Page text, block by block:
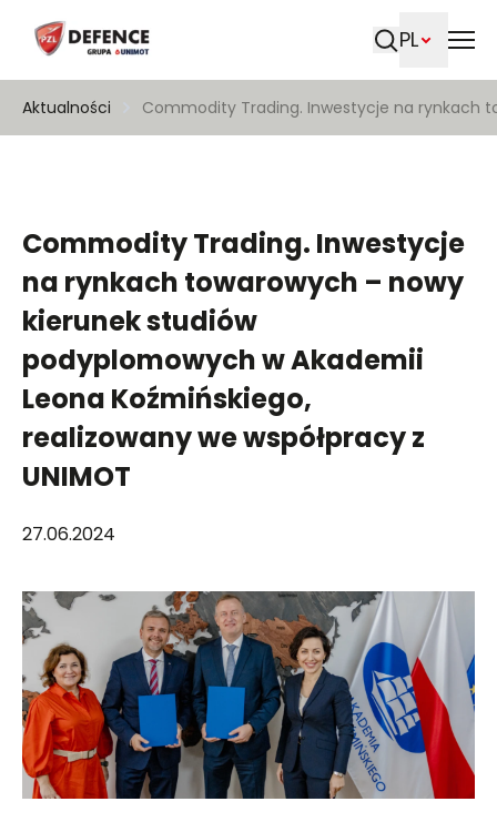
PL
Aktualności Commodity Trading. Inwestycje na rynkach
Commodity Trading. Inwestycje
na rynkach towarowych – nowy
kierunek studiów
podyplomowych w Akademii
Leona Koźmińskiego,
realizowany we współpracy z
UNIMOT
27.06.2024